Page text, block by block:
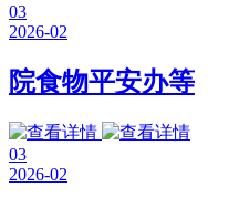
03
2026-02
院食物平安办等
03
2026-02